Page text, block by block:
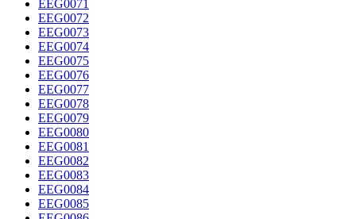
EEG0071
EEG0072
EEG0073
EEG0074
EEG0075
EEG0076
EEG0077
EEG0078
EEG0079
EEG0080
EEG0081
EEG0082
EEG0083
EEG0084
EEG0085